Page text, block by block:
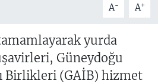
A- A+
yurda
Güneydoğu
Birlikleri (GAİB) hizmet